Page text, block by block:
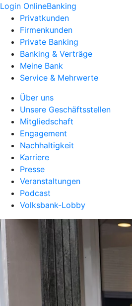
Login OnlineBanking
Privatkunden
Firmenkunden
Private Banking
Banking & Verträge
Meine Bank
Service & Mehrwerte
Über uns
Unsere Geschäftsstellen
Mitgliedschaft
Engagement
Nachhaltigkeit
Karriere
Presse
Veranstaltungen
Podcast
Volksbank-Lobby